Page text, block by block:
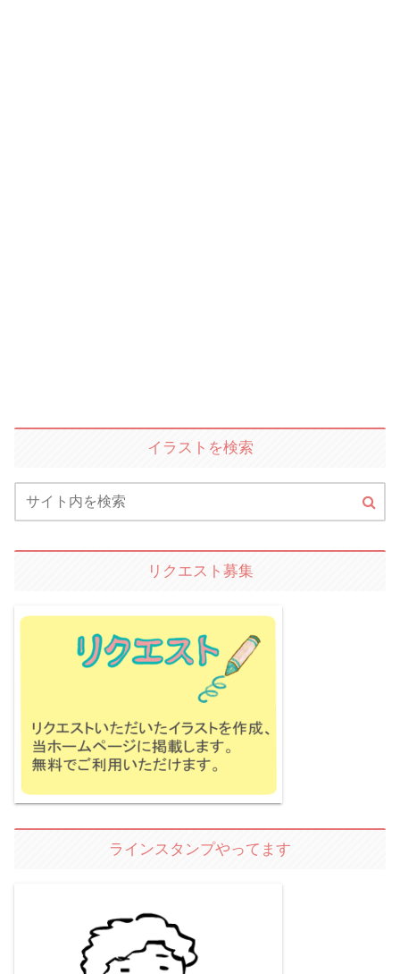
イラストを検索
リクエスト募集
ラインスタンプやってます